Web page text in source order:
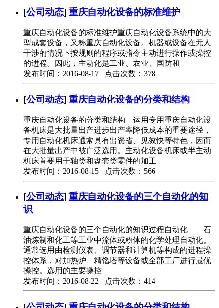
[公司动态] 重庆自动化设备的标准维护
重庆自动化设备的标准维护重庆自动化设备系统中的大
型成套设备，又称重庆自动化设备。机器或设备在无人
干涉的情况下按规则的程序或指令主动进行操作或操控
的进程。因此，主动化是工业、农业、国防和
发布时间：2016-08-17 点击次数：378
[公司动态] 重庆自动化设备的分类和结构
重庆自动化设备的分类和结构 运用专用重庆自动化设
备机床是大批量出产进步出产率降低成本的重要途径，
专用自动化机床通常具有出资省、见效快等特色，因而
在大批量出产中被广泛选用。主动化设备机床或半主动
机床首要用于轴类和盘套类零件的加工
发布时间：2016-08-15 点击次数：566
[公司动态] 重庆自动化设备的三个自动化的知
识
重庆自动化设备的三个自动化的知识过程自动化 石
油炼制和化工等工业中流体或粉体的化学处理自动化。
通常选用由检测仪表、调节器和计算机等构成的进程操
控体系，对加热炉、精馏塔等设备或全部工厂进行最优
操控。选用的主要操控
发布时间：2016-08-22 点击次数：414